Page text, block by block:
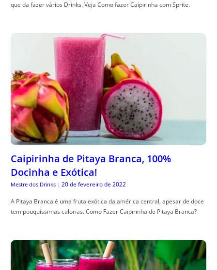
que da fazer vários Drinks. Veja Como fazer Caipirinha com Sprite.
Caipirinha de Pitaya Branca, 100%
Docinha e Exótica!
Mestre dos Drinks | 20 de fevereiro de 2022
A Pitaya Branca é uma fruta exótica da américa central, apesar de doce
tem pouquíssimas calorias. Como Fazer Caipirinha de Pitaya Branca?